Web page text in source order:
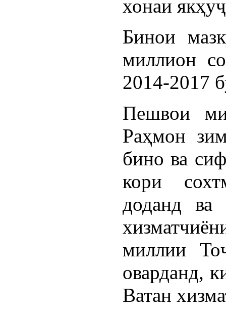
хонаи
Бинои
миллион
2014-2017
Пешвои
Раҳмон
бино ва
кори
доданд ва
миллии
оварданд,
Ватан